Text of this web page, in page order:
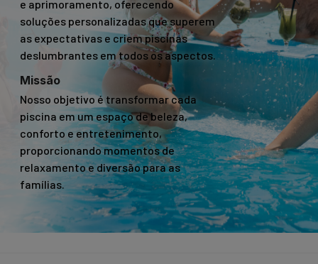
e aprimoramento, oferecendo
soluções personalizadas que superem
as expectativas e criem piscinas
deslumbrantes em todos os aspectos.
Missão
Nosso objetivo é transformar cada
piscina em um espaço de beleza,
conforto e entretenimento,
proporcionando momentos de
relaxamento e diversão para as
famílias.